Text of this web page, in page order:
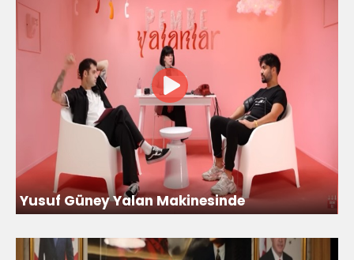
Yusuf Güney Yalan Makinesinde